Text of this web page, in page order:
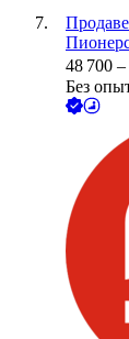
48 700 –
Без